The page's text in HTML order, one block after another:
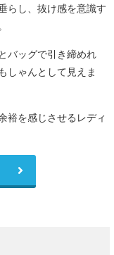
らし、抜け感を意識す
バッグで引き締めれ
しゃんとして見えま
裕を感じさせるレディ